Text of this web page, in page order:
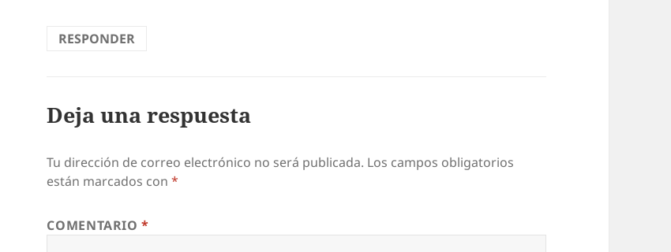
RESPONDER
Deja una respuesta
Tu dirección de correo electrónico no será publicada. Los campos obligatorios
están marcados con*
COMENTARIO*